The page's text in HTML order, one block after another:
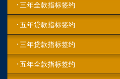
三年全款指标签约
五年贷款指标签约
三年贷款指标签约
五年全款指标签约